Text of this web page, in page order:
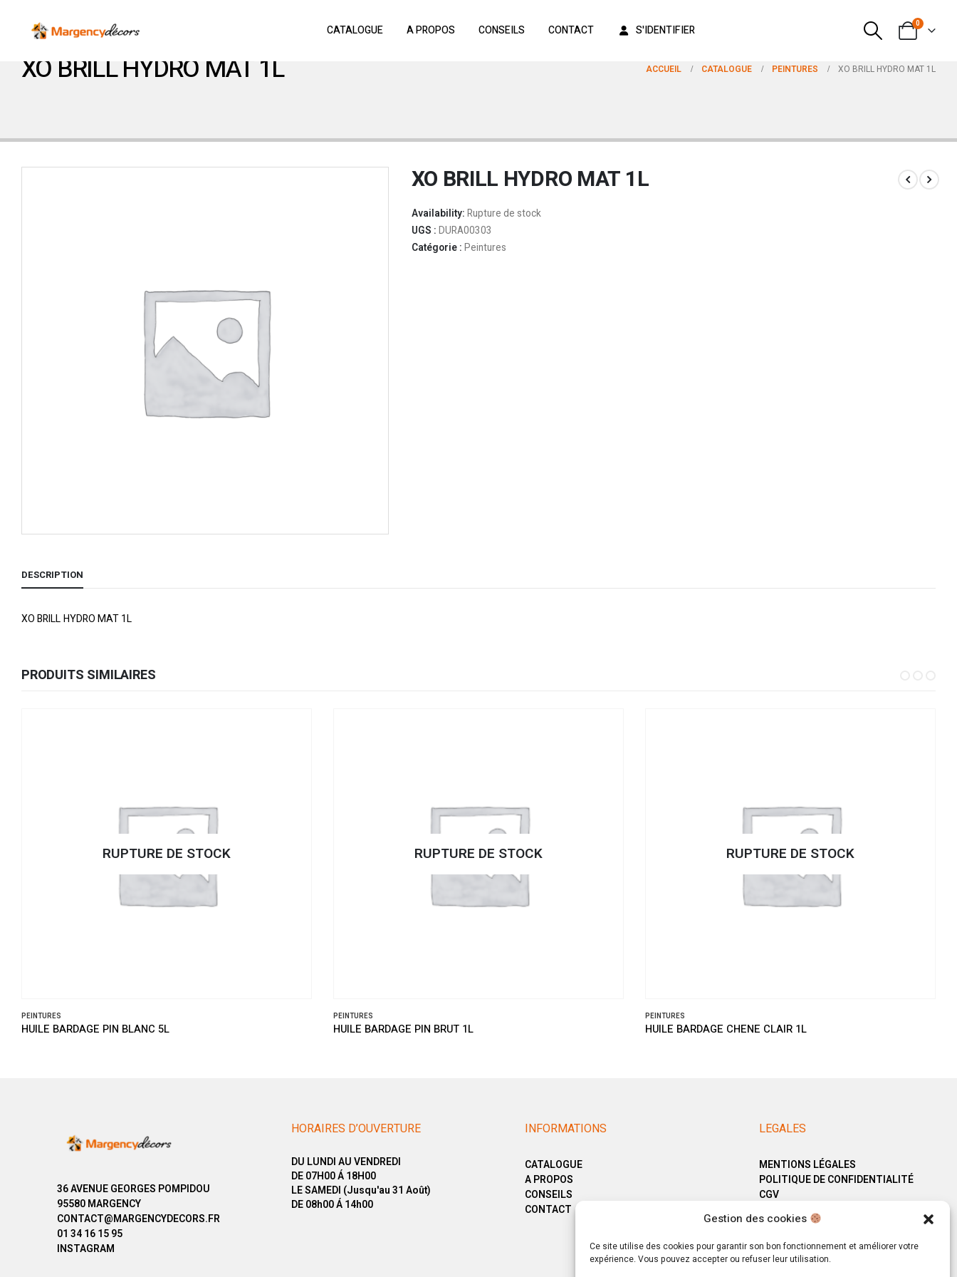
Gestion des cookies
Ce site utilise des cookies pour garantir son bon fonctionnement et améliorer votre
expérience. Vous pouvez accepter ou refuser leur utilisation.
CATALOGUE A PROPOS CONSEILS CONTACT S'IDENTIFIER 0
XO BRILL HYDRO MAT 1L ACCUEIL CATALOGUE PEINTURES XO BRILL HYDRO MAT 1L
XO BRILL HYDRO MAT 1L
Availability: Rupture de stock
UGS : DURA00303
Catégorie : Peintures
DESCRIPTION
XO BRILL HYDRO MAT 1L
PRODUITS SIMILAIRES
RUPTURE DE STOCK
PEINTURES
HUILE BARDAGE PIN BLANC 5L
RUPTURE DE STOCK
PEINTURES
HUILE BARDAGE PIN BRUT 1L
RUPTURE DE STOCK
PEINTURES
HUILE BARDAGE CHENE CLAIR 1L
36 AVENUE GEORGES POMPIDOU
95580 MARGENCY
CONTACT@MARGENCYDECORS.FR
01 34 16 15 95
INSTAGRAM
HORAIRES D’OUVERTURE
DU LUNDI AU VENDREDI
DE 07H00 Á 18H00
LE SAMEDI (Jusqu'au 31 Août)
DE 08h00 Á 14h00
INFORMATIONS
CATALOGUE
A PROPOS
CONSEILS
CONTACT
LEGALES
MENTIONS LÉGALES
POLITIQUE DE CONFIDENTIALITÉ
CGV